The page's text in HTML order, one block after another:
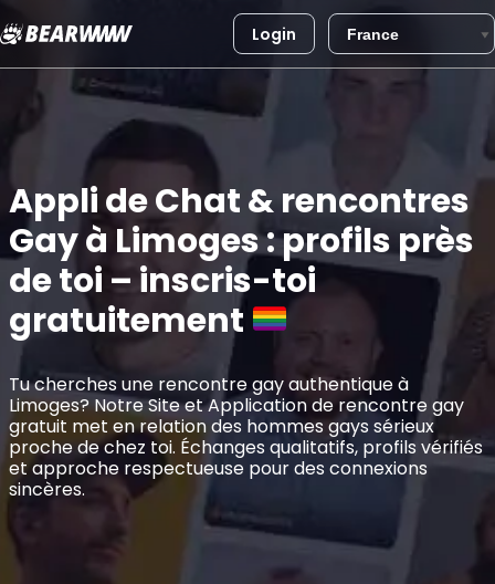
Aller
Login
Appli de Chat & rencontres
Gay à Limoges : profils près
de toi – inscris-toi
gratuitement
Tu cherches une rencontre gay authentique à
Limoges? Notre Site et Application de rencontre gay
gratuit met en relation des hommes gays sérieux
proche de chez toi. Échanges qualitatifs, profils vérifiés
et approche respectueuse pour des connexions
sincères.